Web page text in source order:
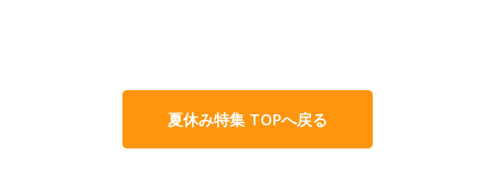
夏休み特集 TOPへ戻る